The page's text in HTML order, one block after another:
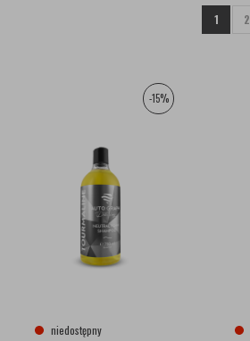
1 2
-15%
niedostępny